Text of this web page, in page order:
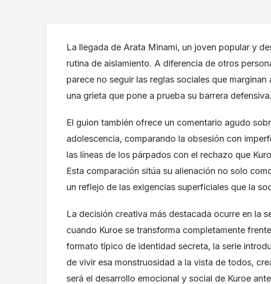
La llegada de Arata Minami, un joven popular y
rutina de aislamiento. A diferencia de otros
parece no seguir las reglas sociales que
una grieta que pone a prueba su barrera defensiva.
El guion también ofrece un comentario agudo
adolescencia, comparando la obsesión con
las líneas de los párpados con el rechazo que
Esta comparación sitúa su alienación no solo
un reflejo de las exigencias superficiales que la
La decisión creativa más destacada ocurre en la
cuando Kuroe se transforma completamente
formato típico de identidad secreta, la serie
de vivir esa monstruosidad a la vista de todos,
será el desarrollo emocional y social de Kuroe